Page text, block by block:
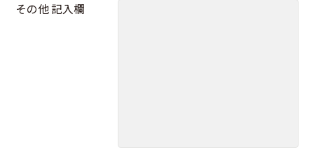
その他 記入欄